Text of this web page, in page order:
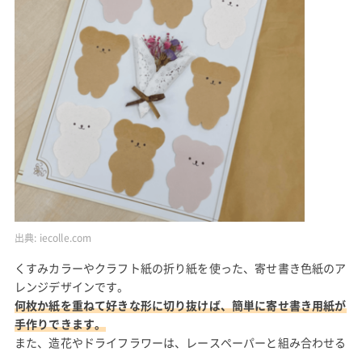
出典: iecolle.com
くすみカラーやクラフト紙の折り紙を使った、寄せ書き色紙のア
レンジデザインです。
何枚か紙を重ねて好きな形に切り抜けば、簡単に寄せ書き用紙が
手作りできます。
また、造花やドライフラワーは、レースペーパーと組み合わせる